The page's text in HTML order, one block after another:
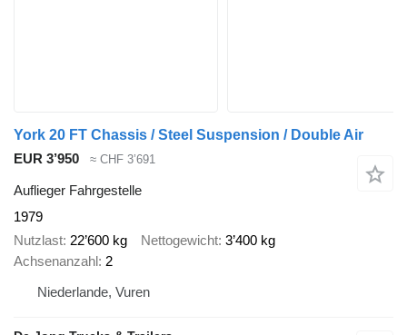
York 20 FT Chassis / Steel Suspension / Double Air
EUR 3’950
≈ CHF 3’691
Auflieger Fahrgestelle
1979
Nutzlast 22’600 kg Nettogewicht 3’400 kg
Achsenanzahl 2
Niederlande, Vuren